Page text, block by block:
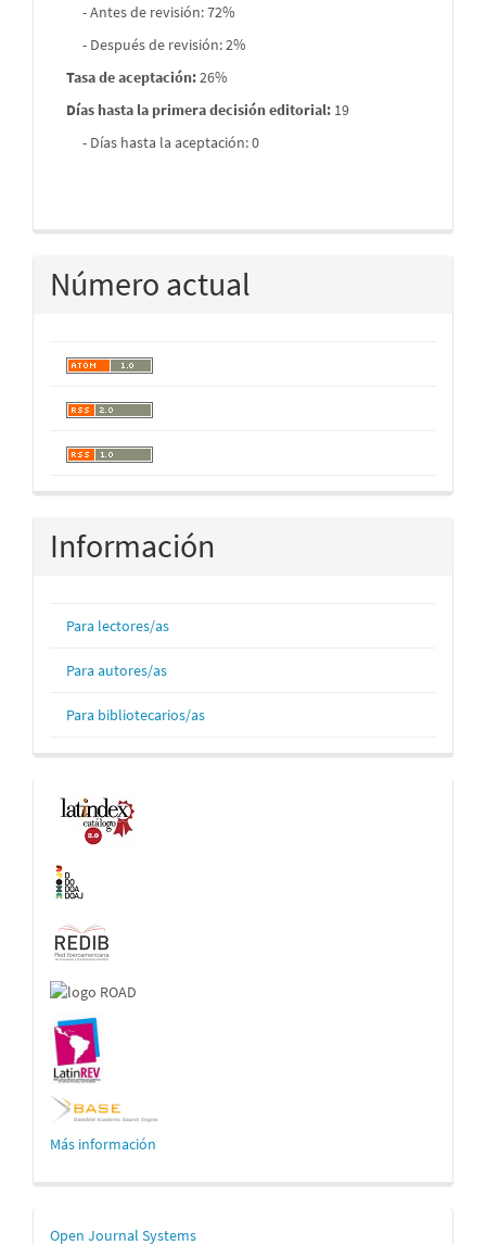
- Antes de revisión: 72%
- Después de revisión: 2%
Tasa de aceptación:26%
Días hasta la primera decisión editorial: 19
- Días hasta la aceptación: 0
Número actual
Información
Para lectores/as
Para autores/as
Para bibliotecarios/as
Indexaciones
Más información
Desarrollado
Open Journal Systems